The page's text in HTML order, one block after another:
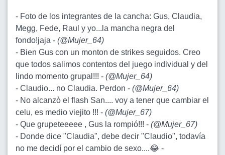
- Foto de los integrantes de la cancha: Gus, Claudia,
Megg, Fede, Raul y yo...la mancha negra del
fondo!jaja - (@Mujer_64)
- Bien Gus con un monton de strikes seguidos. Creo
que todos salimos contentos del juego individual y del
lindo momento grupal!!! - (@Mujer_64)
- Claudio... no Claudia. Perdon - (@Mujer_64)
- No alcanzò el flash San.... voy a tener que cambiar el
celu, es medio viejito !!! - (@Mujer_67)
- Que grupeteeeee , Gus la rompió!!! - (@Mujer_67)
- Donde dice "Claudia", debe decir "Claudio", todavía
no me decidí por el cambio de sexo....😂 -